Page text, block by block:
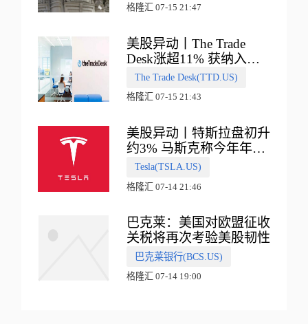
格隆汇 07-15 21:47
美股异动丨The Trade
Desk涨超11% 获纳入标
普500指数
The Trade Desk(TTD.US)
格隆汇 07-15 21:43
美股异动丨特斯拉盘初升
约3% 马斯克称今年年底
会有‘史诗级震撼’的演示
Tesla(TSLA.US)
格隆汇 07-14 21:46
巴克莱：美国对欧盟征收
关税将再次考验美股韧性
巴克莱银行(BCS.US)
格隆汇 07-14 19:00